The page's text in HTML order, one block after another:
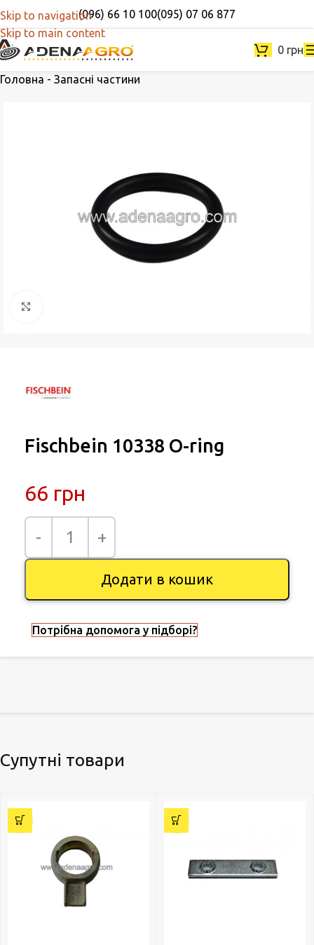
Skip to navigation
Skip to main content
(096) 66 10 100(095) 07 06 877
0 грн
Головна - Запасні частини
Fischbein 10338 O-ring
66 грн
Додати в кошик
Потрібна допомога у підборі?
Супутні товари